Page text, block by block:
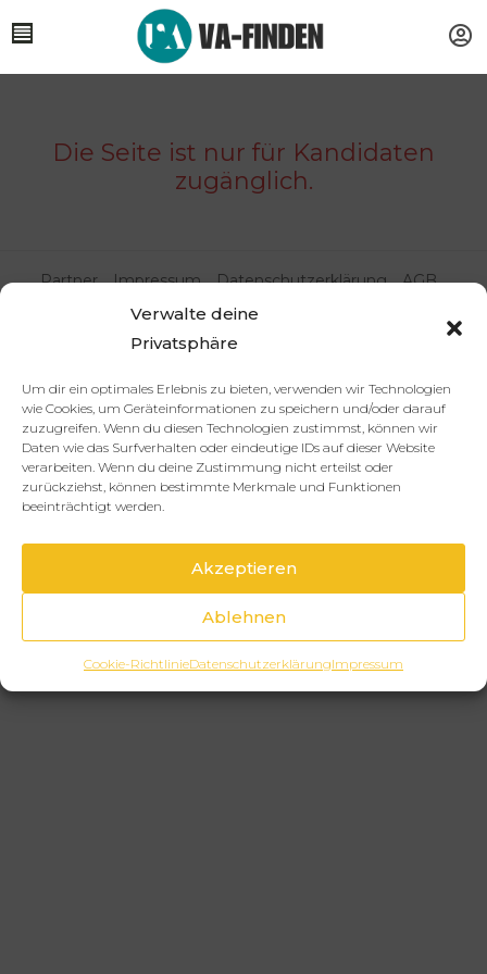
Verwalte deine
Privatsphäre
Um dir ein optimales Erlebnis zu bieten, verwenden wir Technologien
wie Cookies, um Geräteinformationen zu speichern und/oder darauf
zuzugreifen. Wenn du diesen Technologien zustimmst, können wir
Daten wie das Surfverhalten oder eindeutige IDs auf dieser Website
verarbeiten. Wenn du deine Zustimmung nicht erteilst oder
zurückziehst, können bestimmte Merkmale und Funktionen
beeinträchtigt werden.
Akzeptieren
Ablehnen
Cookie-RichtlinieDatenschutzerklärungImpressum
Die Seite ist nur für Kandidaten
zugänglich.
© 2025 va-finden.de – Alle Rechte vorbehalten.
Partner Impressum Datenschutzerklärung
AGB
Kontakt
Virtuelle Assistenz & Freelancer
finden | VA Expert:innenportal